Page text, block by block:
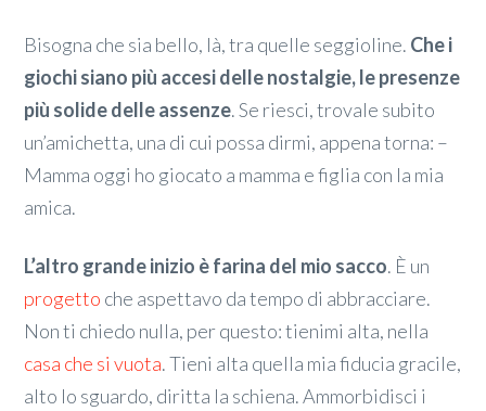
Bisogna che sia bello, là, tra quelle seggioline. Che i
giochi siano più accesi delle nostalgie, le presenze
più solide delle assenze. Se riesci, trovale subito
un’amichetta, una di cui possa dirmi, appena torna: –
Mamma oggi ho giocato a mamma e figlia con la mia
amica.
L’altro grande inizio è farina del mio sacco. È un
progetto che aspettavo da tempo di abbracciare.
Non ti chiedo nulla, per questo: tienimi alta, nella
casa che si vuota. Tieni alta quella mia fiducia gracile,
alto lo sguardo, diritta la schiena. Ammorbidisci i